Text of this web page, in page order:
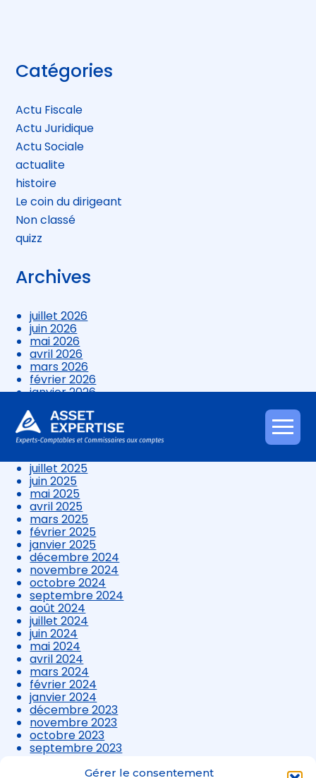
Gérer le consentement
Aller
au
Blog
sidebar
Catégories
Actu Fiscale
Actu Juridique
Actu Sociale
actualite
histoire
Le coin du dirigeant
Non classé
quizz
Archives
juillet 2026
juin 2026
mai 2026
avril 2026
mars 2026
février 2026
janvier 2026
novembre 2025
octobre 2025
septembre 2025
juillet 2025
juin 2025
mai 2025
avril 2025
mars 2025
février 2025
janvier 2025
décembre 2024
novembre 2024
octobre 2024
septembre 2024
août 2024
juillet 2024
juin 2024
mai 2024
avril 2024
mars 2024
février 2024
janvier 2024
décembre 2023
novembre 2023
octobre 2023
septembre 2023
août 2023
juillet 2023